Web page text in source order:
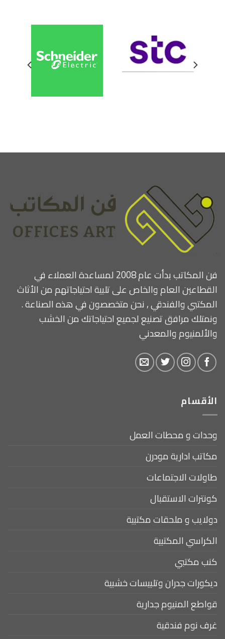
فن المكاتب بدأت عام 2008 لمساعدة العملاء في
القطاعين العام والخاص على تلبية احتياجاتهم من الأثاث
المكتبي والفندقي , نحن متخصصون في هذه الصناعة .
ونمتلك مرافق تصنيع لجميع احتياجاتك من الخشب
والألمنيوم والمعدني
الأقسام
وحدات و محطات العمل
مكاتب ادارية مودرن
طاولات الاجتماعات
كونترات الاستقبال
دولايب و ملحقات مكتبية
الكراسي المكتبية
كنب مكتبي
ديكورات جدران وتلبيسات خشبية
قواطع المنيوم جدارية
غرف نوم فندقية